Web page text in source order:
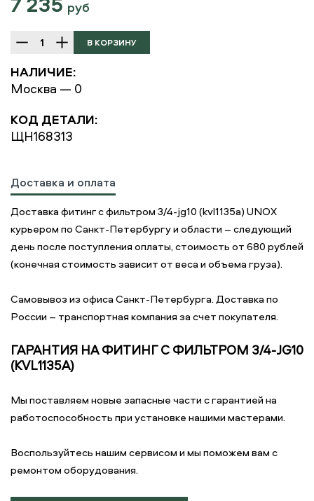
руб
НАЛИЧИЕ:
Москва — 0
КОД ДЕТАЛИ:
ЩН168313
Доставка и оплата
Доставка фитинг с фильтром 3/4-jg10 (kvl1135a) UNOX
курьером по Санкт-Петербургу и области – следующий
день после поступления оплаты, стоимость от 680 рублей
(конечная стоимость зависит от веса и объема груза).
Самовывоз из офиса Санкт-Петербурга. Доставка по
России – транспортная компания за счет покупателя.
ГАРАНТИЯ НА ФИТИНГ С ФИЛЬТРОМ 3/4-JG10
(KVL1135A)
Мы поставляем новые запасные части с гарантией на
работоспособность при установке нашими мастерами.
Воспользуйтесь нашим сервисом и мы поможем вам с
ремонтом оборудования.